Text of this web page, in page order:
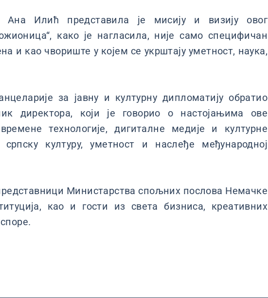
Ана Илић представила је мисију и визију овог
како је нагласила, није само специфичан
и као чвориште у којем се укрштају уметност, наука,
за јавну и културну дипломатију обратио
директора, који је говорио о настојањима ове
технологије, дигиталне медије и културне
српску културу, уметност и наслеђе међународној
Министарства спољних послова Немачке
као и гости из света бизниса, креативних